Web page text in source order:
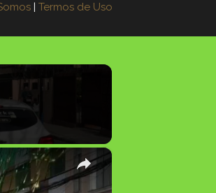
| Termos de Uso
×